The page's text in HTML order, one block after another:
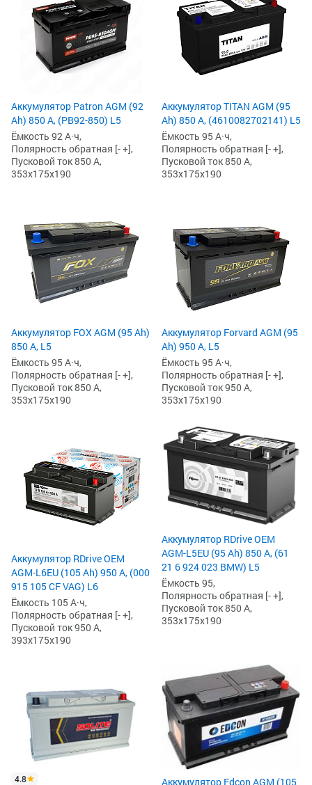
Аккумулятор Patron AGM (92
Ah) 850 А, (PB92-850) L5
Ёмкость 92 А·ч,
Полярность обратная [- +],
Пусковой ток 850 А,
353x175x190
Аккумулятор TITAN AGM (95
Ah) 850 А, (4610082702141) L5
Ёмкость 95 А·ч,
Полярность обратная [- +],
Пусковой ток 850 А,
353x175x190
Аккумулятор FOX AGM (95 Ah)
850 А, L5
Ёмкость 95 А·ч,
Полярность обратная [- +],
Пусковой ток 850 А,
353x175x190
Аккумулятор Forvard AGM (95
Ah) 950 А, L5
Ёмкость 95 А·ч,
Полярность обратная [- +],
Пусковой ток 950 А,
353x175x190
Аккумулятор RDrive OEM
AGM-L6EU (105 Ah) 950 А, (000
915 105 CF VAG) L6
Ёмкость 105 А·ч,
Полярность обратная [- +],
Пусковой ток 950 А,
393x175x190
Аккумулятор RDrive OEM
AGM-L5EU (95 Ah) 850 А, (61
21 6 924 023 BMW) L5
Ёмкость 95,
Полярность обратная [- +],
Пусковой ток 850 А,
353x175x190
4.8
Аккумулятор Edcon AGM (105